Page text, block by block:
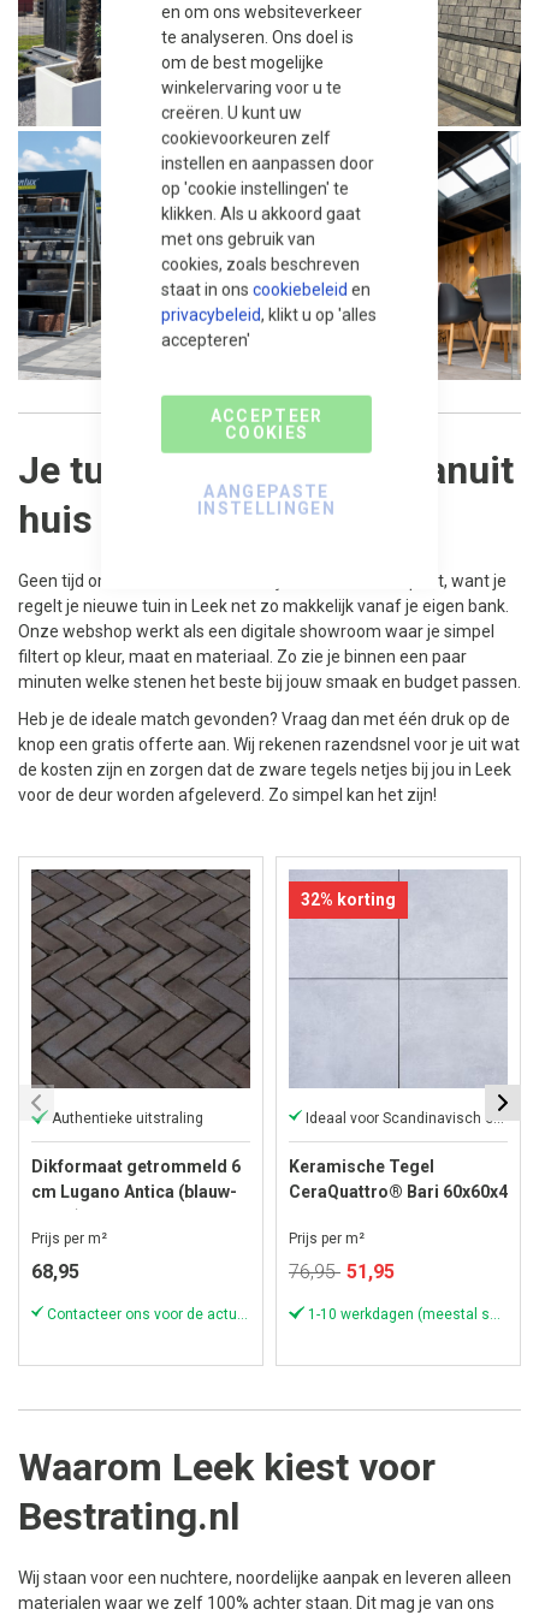
en om ons websiteverkeer
te analyseren. Ons doel is
om de best mogelijke
winkelervaring voor u te
creëren. U kunt uw
cookievoorkeuren zelf
instellen en aanpassen door
op 'cookie instellingen' te
klikken. Als u akkoord gaat
met ons gebruik van
cookies, zoals beschreven
staat in ons cookiebeleid en
privacybeleid, klikt u op 'alles
accepteren'
ACCEPTEER
COOKIES
AANGEPASTE
INSTELLINGEN
Je tuin in Leek simpel vanuit
huis geregeld
Geen tijd om even naar Assen te rijden? Geen enkel punt, want je
regelt je nieuwe tuin in Leek net zo makkelijk vanaf je eigen bank.
Onze webshop werkt als een digitale showroom waar je simpel
filtert op kleur, maat en materiaal. Zo zie je binnen een paar
minuten welke stenen het beste bij jouw smaak en budget passen.
Heb je de ideale match gevonden? Vraag dan met één druk op de
knop een gratis offerte aan. Wij rekenen razendsnel voor je uit wat
de kosten zijn en zorgen dat de zware tegels netjes bij jou in Leek
voor de deur worden afgeleverd. Zo simpel kan het zijn!
Authentieke uitstraling
Dikformaat getrommeld 6
cm Lugano Antica (blauw-
Prijs per m²
68,95
32% korting
Ideaal voor Scandinavisch en Japandi
Keramische Tegel
CeraQuattro® Bari 60x60x4
Prijs per m²
76,95 Speciale
51,95
Waarom Leek kiest voor
Bestrating.nl
Wij staan voor een nuchtere, noordelijke aanpak en leveren alleen
materialen waar we zelf 100% achter staan. Dit mag je van ons